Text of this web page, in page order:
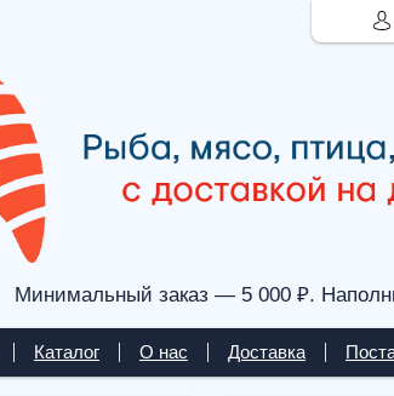
Минимальный заказ — 5 000 ₽.
Каталог О нас Доставка